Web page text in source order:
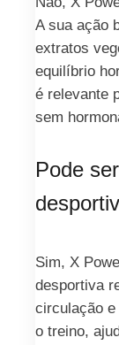
A sua ação
extratos
equilíbrio
é relevante
sem
Pode
Sim, X
desportiva
circulação e
o treino,